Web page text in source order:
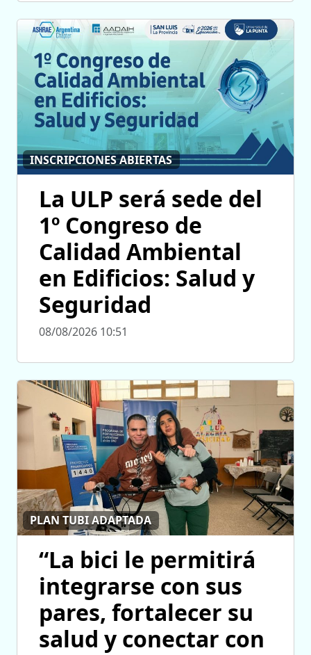
INSCRIPCIONES ABIERTAS
La ULP será sede del
1º Congreso de
Calidad Ambiental
en Edificios: Salud y
Seguridad
08/08/2026 10:51
PLAN TUBI ADAPTADA
“La bici le permitirá
integrarse con sus
pares, fortalecer su
salud y conectar con